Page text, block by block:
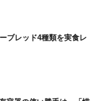
ブレッド4種類を実食レ